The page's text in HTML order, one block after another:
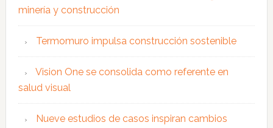
minería y construcción
Termomuro impulsa construcción sostenible
Vision One se consolida como referente en
salud visual
Nueve estudios de casos inspiran cambios